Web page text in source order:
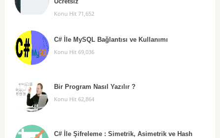
Konu Hit 71,652
C# İle MySQL Bağlantısı ve Kullanımı
Konu Hit 69,036
Bir Program Nasıl Yazılır ?
Konu Hit 62,864
C# İle Şifreleme : Simetrik, Asimetrik ve Hash